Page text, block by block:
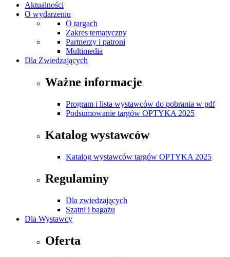
Aktualności
O wydarzeniu
O targach
Zakres tematyczny
Partnerzy i patroni
Multimedia
Dla Zwiedzających
Ważne informacje
Program i lista wystawców do pobrania w pdf
Podsumowanie targów OPTYKA 2025
Katalog wystawców
Katalog wystawców targów OPTYKA 2025
Regulaminy
Dla zwiedzających
Szatni i bagażu
Dla Wystawcy
Oferta